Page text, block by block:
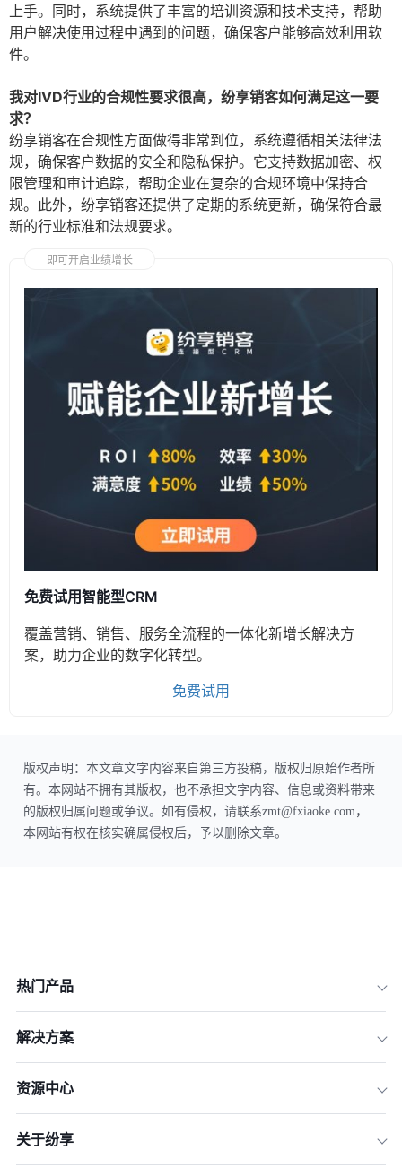
上手。同时，系统提供了丰富的培训资源和技术支持，帮助
用户解决使用过程中遇到的问题，确保客户能够高效利用软
件。
我对IVD行业的合规性要求很高，纷享销客如何满足这一要
求？
纷享销客在合规性方面做得非常到位，系统遵循相关法律法
规，确保客户数据的安全和隐私保护。它支持数据加密、权
限管理和审计追踪，帮助企业在复杂的合规环境中保持合
规。此外，纷享销客还提供了定期的系统更新，确保符合最
新的行业标准和法规要求。
即可开启业绩增长
免费试用智能型CRM
覆盖营销、销售、服务全流程的一体化新增长解决方
案，助力企业的数字化转型。
免费试用
版权声明：本文章文字内容来自第三方投稿，版权归原始作者所
有。本网站不拥有其版权，也不承担文字内容、信息或资料带来
的版权归属问题或争议。如有侵权，请联系zmt@fxiaoke.com，
本网站有权在核实确属侵权后，予以删除文章。
热门产品
解决方案
资源中心
关于纷享